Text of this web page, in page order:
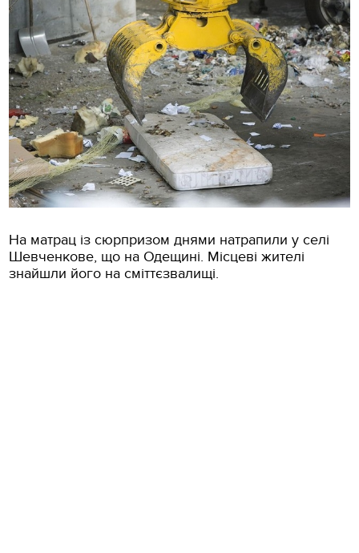
На матрац із сюрпризом днями натрапили у селі
Шевченкове, що на Одещині. Місцеві жителі
знайшли його на сміттєзвалищі.